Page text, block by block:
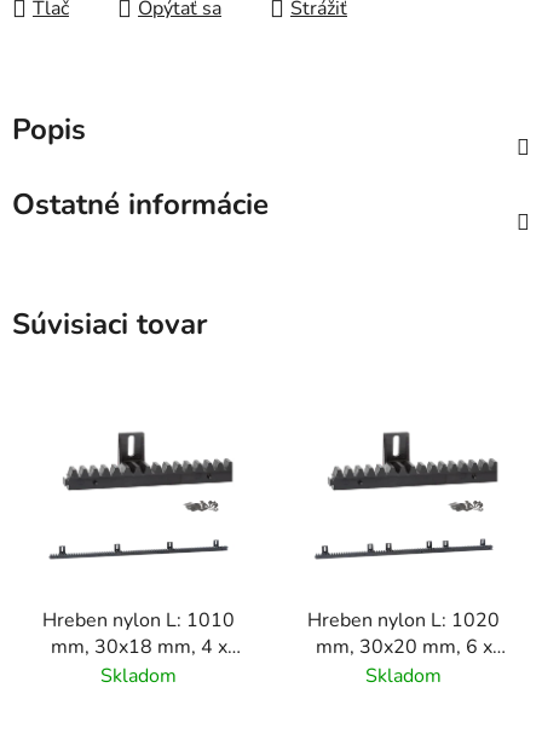
Tlač Opýtať sa Strážiť
Popis
Ostatné informácie
Súvisiaci tovar
Hreben nylon L: 1010
mm, 30x18 mm, 4 x
úchyt, max. do 500 kg
Skladom
Hreben nylon L: 1020
mm, 30x20 mm, 6 x
úchyt, max. do 700 kg
Skladom